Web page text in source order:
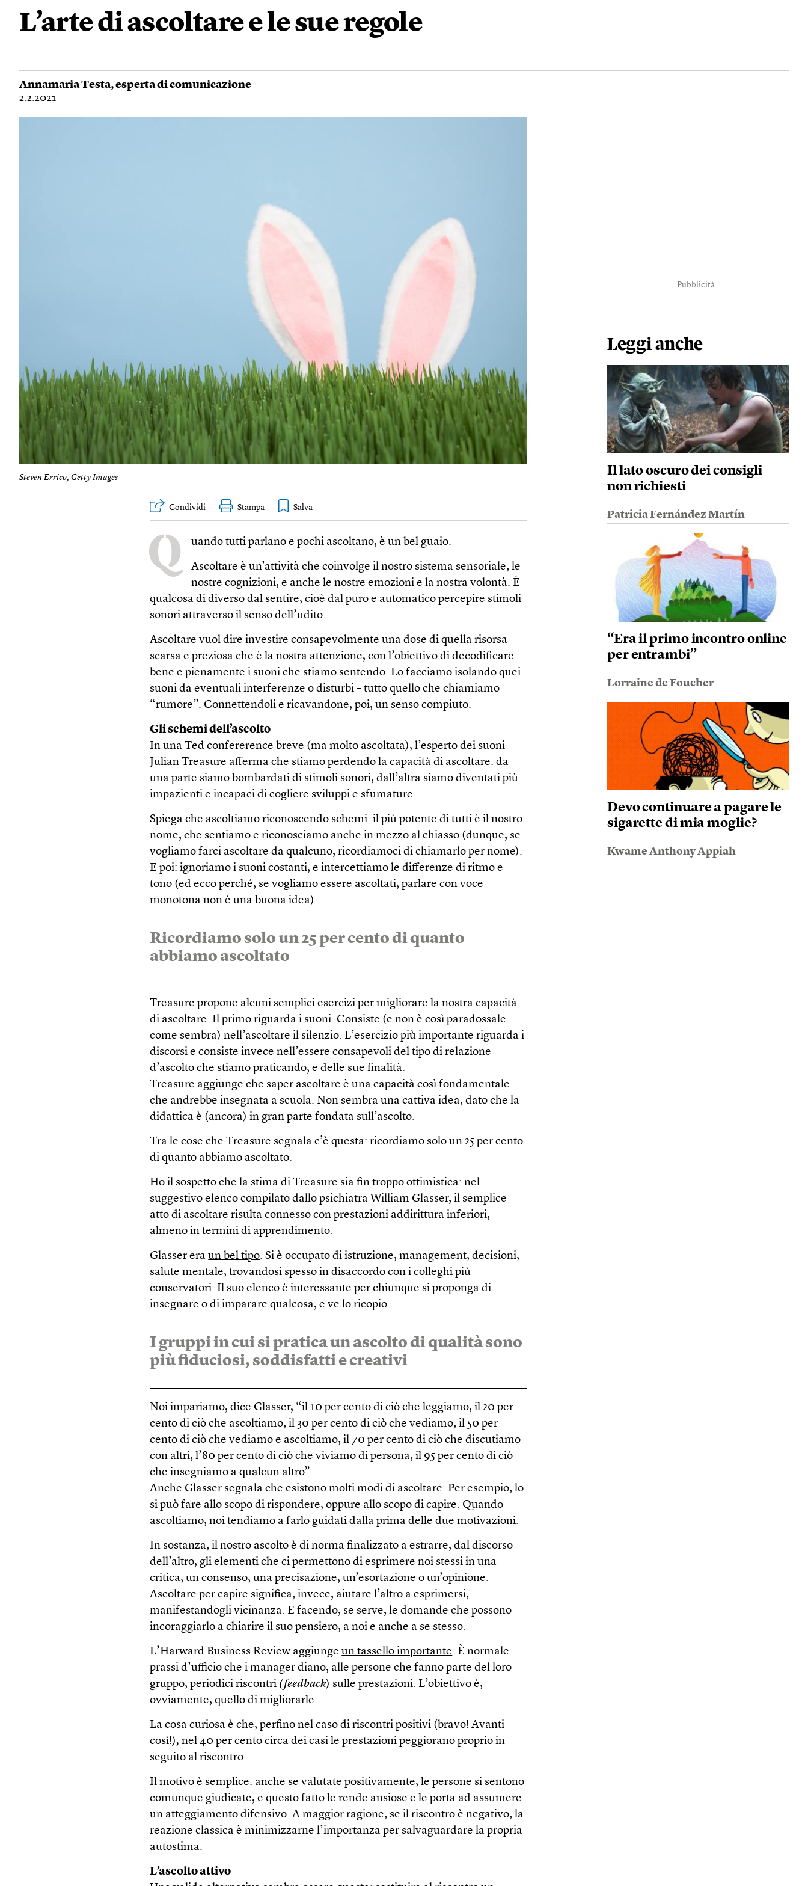
L’arte di ascoltare e le sue regole
Annamaria Testa, esperta di comunicazione
2.2.2021
Steven Errico, Getty Images
Condividi Stampa
Q uando tutti parlano e pochi ascoltano, è un bel guaio.
Ascoltare è un’attività che coinvolge il nostro sistema sensoriale, le
nostre cognizioni, e anche le nostre emozioni e la nostra volontà. È
qualcosa di diverso dal sentire, cioè dal puro e automatico percepire stimoli
sonori attraverso il senso dell’udito.
Ascoltare vuol dire investire consapevolmente una dose di quella risorsa
scarsa e preziosa che èla nostra attenzione, con l’obiettivo di decodificare
bene e pienamente i suoni che stiamo sentendo. Lo facciamo isolando quei
suoni da eventuali interferenze o disturbi – tutto quello che chiamiamo
“rumore”. Connettendoli e ricavandone, poi, un senso compiuto.
Gli schemi dell’ascolto
In una Ted confererence breve (ma molto ascoltata), l’esperto dei suoni
Julian Treasure afferma che stiamo perdendo la capacità di ascoltare: da
una parte siamo bombardati di stimoli sonori, dall’altra siamo diventati più
impazienti e incapaci di cogliere sviluppi e sfumature.
Spiega che ascoltiamo riconoscendo schemi: il più potente di tutti è il nostro
nome, che sentiamo e riconosciamo anche in mezzo al chiasso (dunque, se
vogliamo farci ascoltare da qualcuno, ricordiamoci di chiamarlo per nome).
E poi: ignoriamo i suoni costanti, e intercettiamo le differenze di ritmo e
tono (ed ecco perché, se vogliamo essere ascoltati, parlare con voce
monotona non è una buona idea).
Ricordiamo solo un 25 per cento di quanto
abbiamo ascoltato
Treasure propone alcuni semplici esercizi per migliorare la nostra capacità
di ascoltare. Il primo riguarda i suoni. Consiste (e non è così paradossale
come sembra) nell’ascoltare il silenzio. L’esercizio più importante riguarda i
discorsi e consiste invece nell’essere consapevoli del tipo di relazione
d’ascolto che stiamo praticando, e delle sue finalità.
Treasure aggiunge che saper ascoltare è una capacità così fondamentale
che andrebbe insegnata a scuola. Non sembra una cattiva idea, dato che la
didattica è (ancora) in gran parte fondata sull’ascolto.
Tra le cose che Treasure segnala c’è questa: ricordiamo solo un 25 per cento
di quanto abbiamo ascoltato.
Ho il sospetto che la stima di Treasure sia fin troppo ottimistica: nel
suggestivo elenco compilato dallo psichiatra William Glasser, il semplice
atto di ascoltare risulta connesso con prestazioni addirittura inferiori,
almeno in termini di apprendimento.
Glasser eraun bel tipo. Si è occupato di istruzione, management, decisioni,
salute mentale, trovandosi spesso in disaccordo con i colleghi più
conservatori. Il suo elenco è interessante per chiunque si proponga di
insegnare o di imparare qualcosa, e ve lo ricopio.
I gruppi in cui si pratica un ascolto di qualità sono
più fiduciosi, soddisfatti e creativi
Noi impariamo, dice Glasser, “il 10 per cento di ciò che leggiamo, il 20 per
cento di ciò che ascoltiamo, il 30 per cento di ciò che vediamo, il 50 per
cento di ciò che vediamo e ascoltiamo, il 70 per cento di ciò che discutiamo
con altri, l’80 per cento di ciò che viviamo di persona, il 95 per cento di ciò
che insegniamo a qualcun altro”.
Anche Glasser segnala che esistono molti modi di ascoltare. Per esempio, lo
si può fare allo scopo di rispondere, oppure allo scopo di capire. Quando
ascoltiamo, noi tendiamo a farlo guidati dalla prima delle due motivazioni.
In sostanza, il nostro ascolto è di norma finalizzato a estrarre, dal discorso
dell’altro, gli elementi che ci permettono di esprimere noi stessi in una
critica, un consenso, una precisazione, un’esortazione o un’opinione.
Ascoltare per capire significa, invece, aiutare l’altro a esprimersi,
manifestandogli vicinanza. E facendo, se serve, le domande che possono
incoraggiarlo a chiarire il suo pensiero, a noi e anche a se stesso.
L’Harward Business Review aggiungeun tassello importante. È normale
prassi d’ufficio che i manager diano, alle persone che fanno parte del loro
gruppo, periodici riscontri (feedback) sulle prestazioni. L’obiettivo è,
ovviamente, quello di migliorarle.
La cosa curiosa è che, perfino nel caso di riscontri positivi (bravo! Avanti
così!), nel 40 per cento circa dei casi le prestazioni peggiorano proprio in
seguito al riscontro.
Il motivo è semplice: anche se valutate positivamente, le persone si sentono
comunque giudicate, e questo fatto le rende ansiose e le porta ad assumere
un atteggiamento difensivo. A maggior ragione, se il riscontro è negativo, la
reazione classica è minimizzarne l’importanza per salvaguardare la propria
autostima.
L’ascolto attivo
Pubblicità
Leggi anche
Il lato oscuro dei consigli
non richiesti
Patricia Fernández Martín
“Era il primo incontro online
per entrambi”
Lorraine de Foucher
Devo continuare a pagare le
sigarette di mia moglie?
Kwame Anthony Appiah